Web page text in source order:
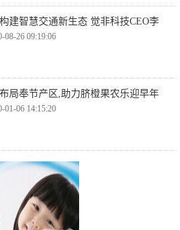
建智慧交通新生态 觉非科技CEO李
08-26 09:19:06
局奉节产区,助力脐橙果农乐迎早年
01-06 14:15:20